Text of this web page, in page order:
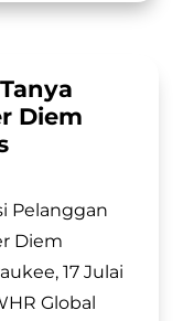
Diem
Pelanggan
Diem
17 Julai
Global